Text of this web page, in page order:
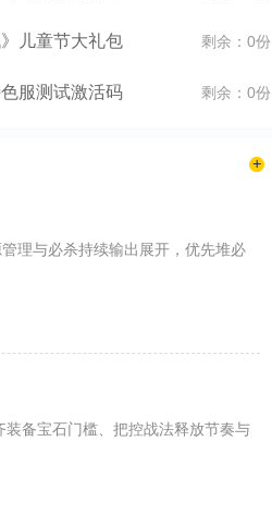
》儿童节大礼包 剩余：0份
色服测试激活码 剩余：0份
理与必杀持续输出展开，优先堆必
备宝石门槛、把控战法释放节奏与